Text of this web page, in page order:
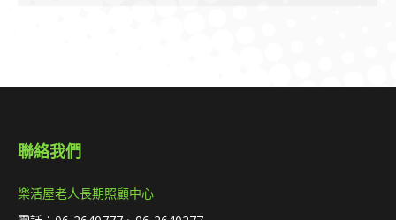
聯絡我們
樂活屋老人長期照顧中心